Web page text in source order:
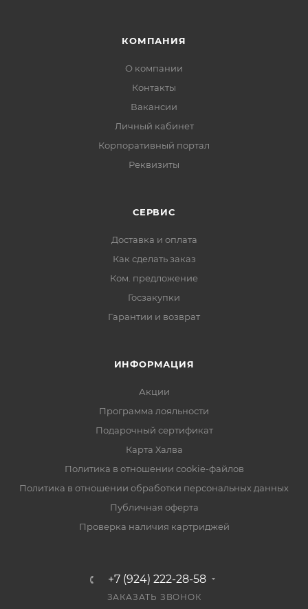
КОМПАНИЯ
О компании
Контакты
Вакансии
Личный кабинет
Корпоративный портал
Реквизиты
СЕРВИС
Доставка и оплата
Как сделать заказ
Ком. предложение
Госзакупки
Гарантии и возврат
ИНФОРМАЦИЯ
Акции
Программа лояльности
Подарочный сертификат
Карта Халва
Политика в отношении cookie-файлов
Политика в отношении обработки персональных данных
Публичная оферта
Проверка наличия картриджей
+7 (924) 222-28-58
ЗАКАЗАТЬ ЗВОНОК